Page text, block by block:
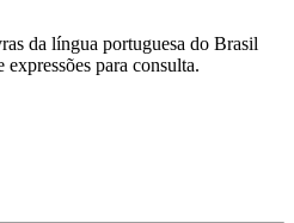
da língua portuguesa do Brasil
para consulta.